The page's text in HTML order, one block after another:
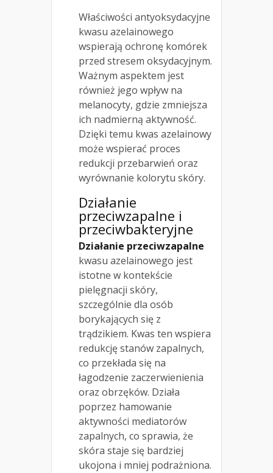
Właściwości antyoksydacyjne
kwasu azelainowego
wspierają ochronę komórek
przed stresem oksydacyjnym.
Ważnym aspektem jest
również jego wpływ na
melanocyty, gdzie zmniejsza
ich nadmierną aktywność.
Dzięki temu kwas azelainowy
może wspierać proces
redukcji przebarwień oraz
wyrównanie kolorytu skóry.
Działanie
przeciwzapalne i
przeciwbakteryjne
Działanie przeciwzapalne
kwasu azelainowego jest
istotne w kontekście
pielęgnacji skóry,
szczególnie dla osób
borykających się z
trądzikiem. Kwas ten wspiera
redukcję stanów zapalnych,
co przekłada się na
łagodzenie zaczerwienienia
oraz obrzęków. Działa
poprzez hamowanie
aktywności mediatorów
zapalnych, co sprawia, że
skóra staje się bardziej
ukojona i mniej podrażniona.